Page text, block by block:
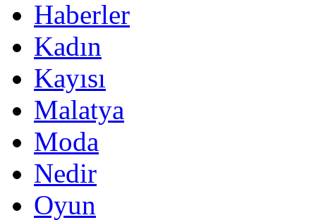
Haberler
Kadın
Kayısı
Malatya
Moda
Nedir
Oyun